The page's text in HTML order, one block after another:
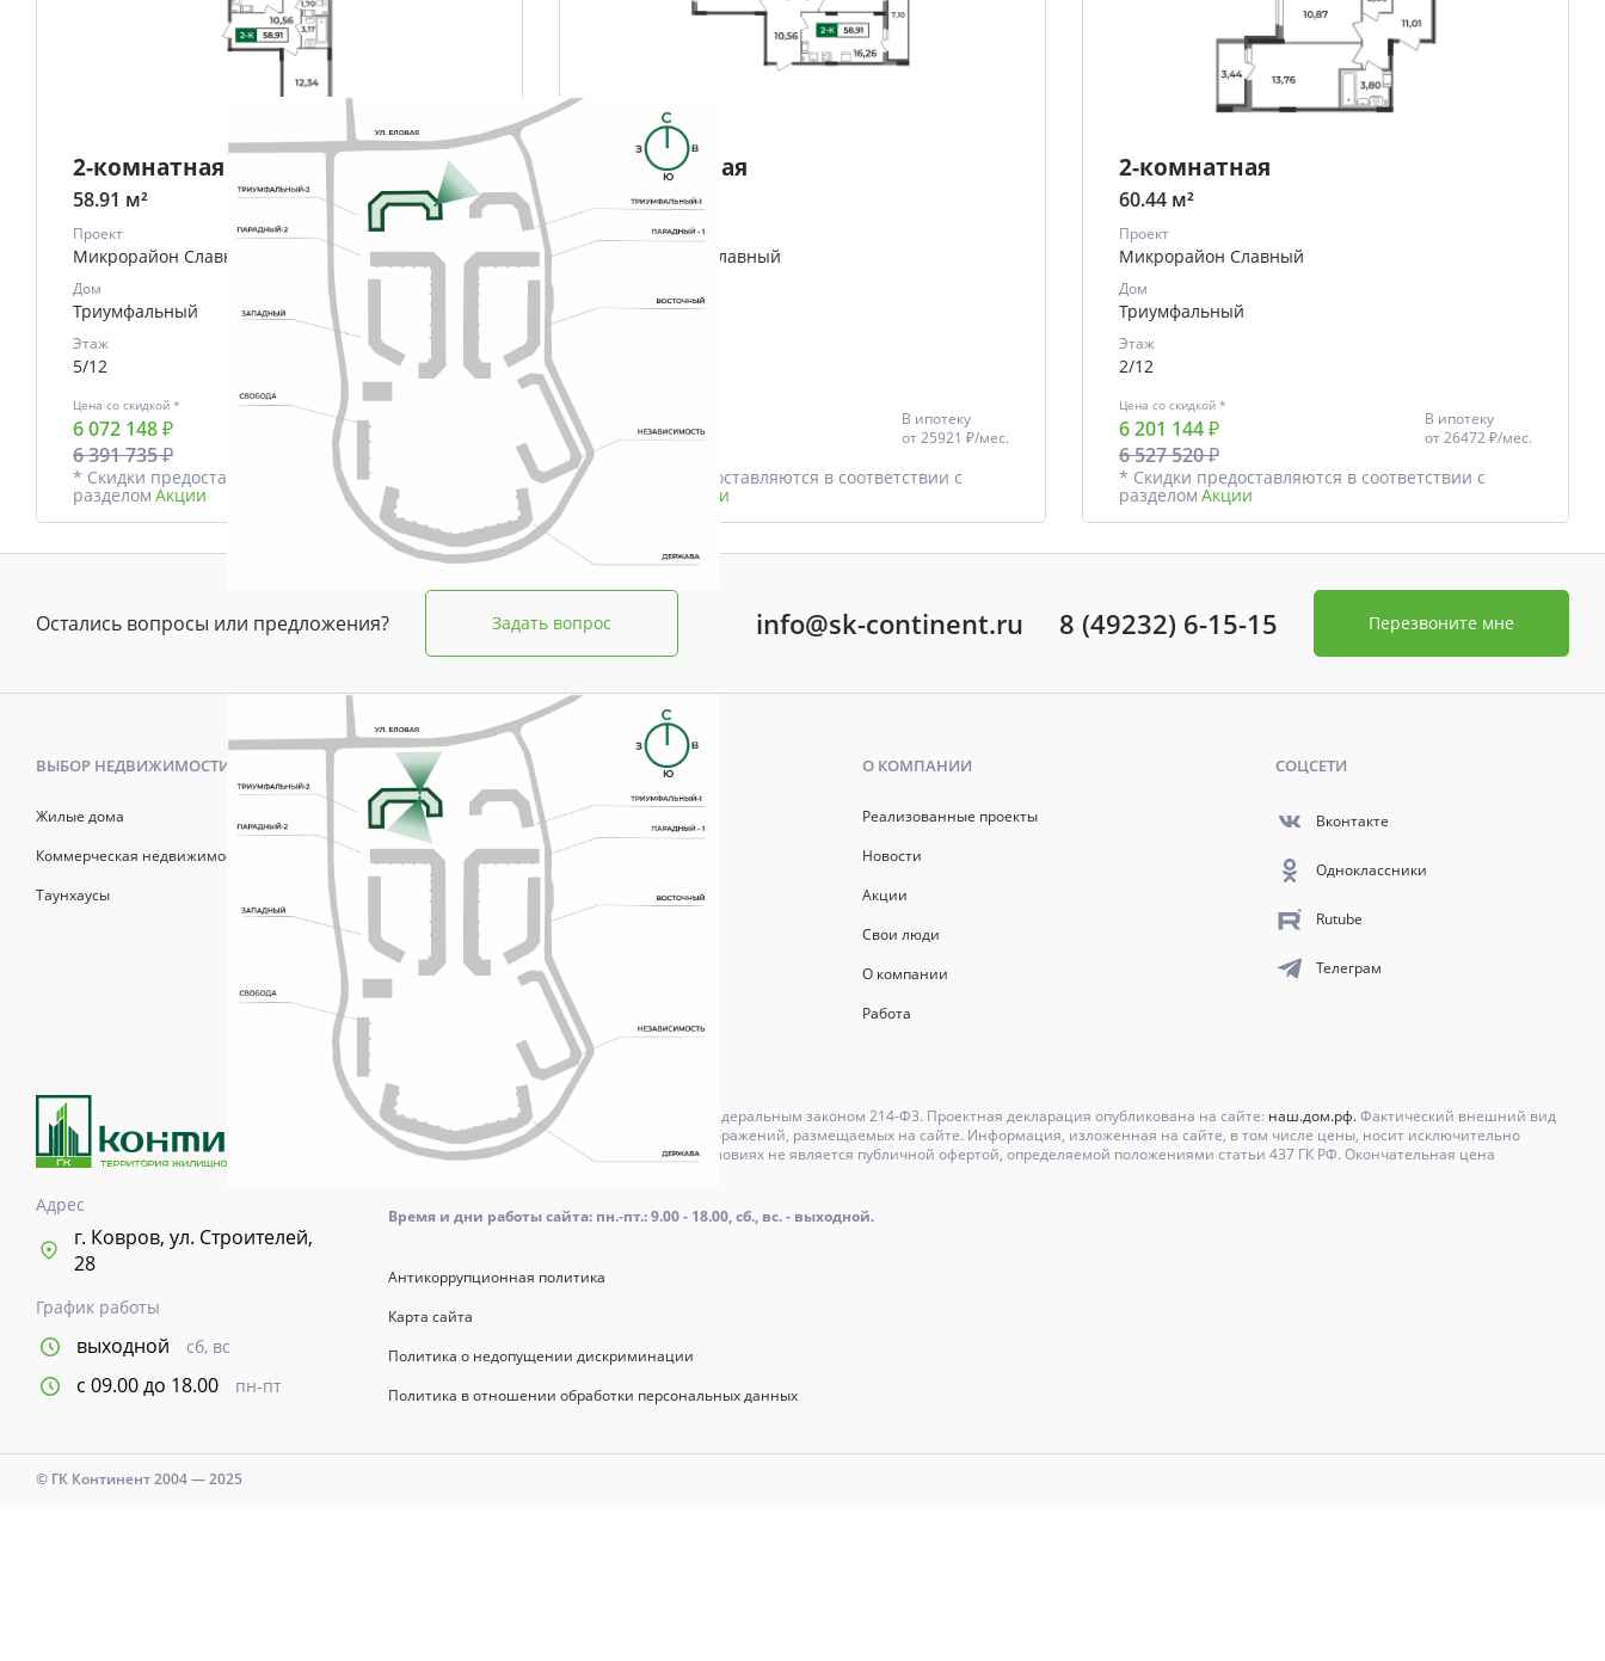
2-комнатная
58.91 м²
Проект
Микрорайон Славный
Дом
Триумфальный
Этаж
5/12
Цена со скидкой *
6 072 148 ₽
6 391 735 ₽
* Скидки предоставляются в соответствии с
разделом Акции
2-комнатная
58.91 м²
Микрорайон Славный
Триумфальный
6 072 148 ₽
6 391 735 ₽
В ипотеку
от25921 ₽/мес.
* Скидки предоставляются в соответствии с
Акции
2-комнатная
60.44 м²
Проект
Микрорайон Славный
Дом
Триумфальный
Этаж
2/12
Цена со скидкой *
6 201 144 ₽
6 527 520 ₽
В ипотеку
от26472 ₽/мес.
* Скидки предоставляются в соответствии с
разделом Акции
Остались вопросы или предложения? Задать вопрос info@sk-continent.ru 8 (49232) 6-15-15 Перезвоните мне
ВЫБОР НЕДВИЖИМОСТИ
Жилые дома
Коммерческая недвижимость
Таунхаусы
КАК КУПИТЬ
Калькулятор ипотеки
Онлайн-запись
Рассрочка
Материнский капитал
Трейд-Ин
О КОМПАНИИ
Реализованные проекты
Новости
Акции
Свои люди
О компании
Работа
СОЦСЕТИ
Вконтакте
Одноклассники
Rutube
Телеграм
Адрес
г. Ковров, ул. Строителей,
28
График работы
выходной сб, вс
с 09.00 до 18.00 пн-пт
Продажи осуществляются в соответствии с Федеральным законом 214-Ф3. Проектная декларация опубликована на сайте: наш.дом.рф.Фактический внешний вид
возводимых зданий может отличаться от изображений, размещаемых на сайте. Информация, изложенная на сайте, в том числе цены, носит исключительно
информационный характер и ни при каких условиях не является публичной офертой, определяемой положениями статьи 437 ГК РФ. Окончательная цена
Время и дни работы сайта: пн.-пт.: 9.00 - 18.00, сб., вс. - выходной.
Антикоррупционная политика
Карта сайта
Политика о недопущении дискриминации
Политика в отношении обработки персональных данных
© ГК Континент 2004 — 2025